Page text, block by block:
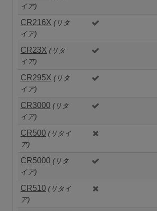
イア)
CR216X (リタ
イア)
CR23X (リタ
イア)
CR295X (リタ
イア)
CR3000 (リタ
イア)
CR500 (リタイ
ア)
CR5000 (リタ
イア)
CR510 (リタイ
ア)